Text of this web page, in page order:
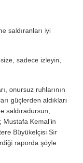
saldıranları iyi
sadece izleyin,
onursuz ruhlarının
güçlerden aldıkları
saldıradursun;
Mustafa Kemal’in
Büyükelçisi Sir
raporda şöyle